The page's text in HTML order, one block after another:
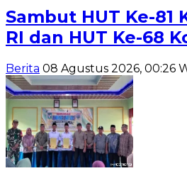
Sambut HUT Ke-81
RI dan HUT Ke-68
Berita 08 Agustus 2026, 00:26